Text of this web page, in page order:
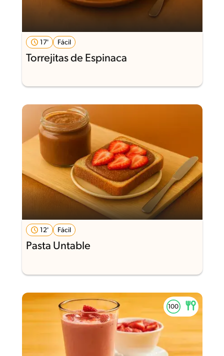
17' Fácil
Torrejitas de Espinaca
12' Fácil
Pasta Untable